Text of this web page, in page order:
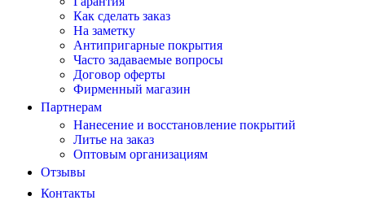
Как сделать заказ
На заметку
Антипригарные покрытия
Часто задаваемые вопросы
Договор оферты
Фирменный магазин
Партнерам
Нанесение и восстановление покрытий
Литье на заказ
Оптовым организациям
Отзывы
Контакты